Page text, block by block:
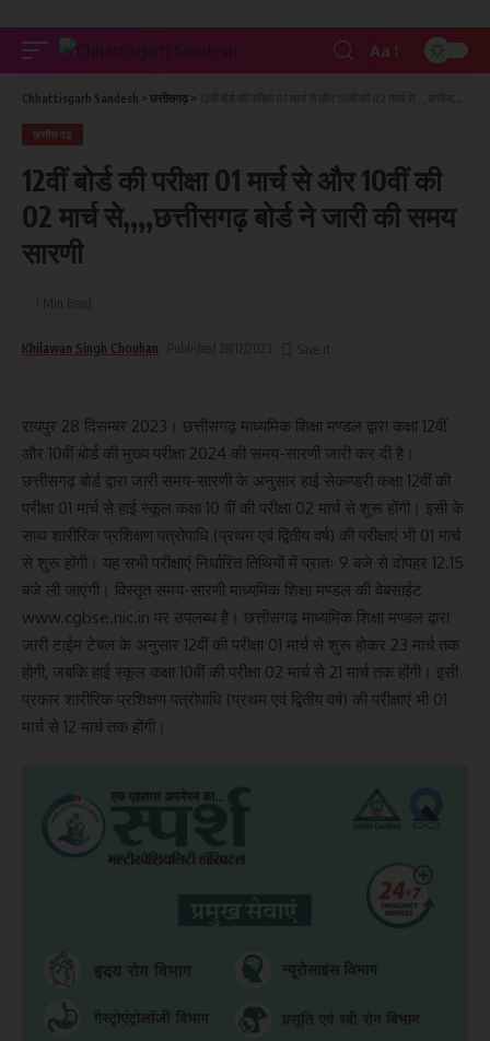
Aa
Chhattisgarh Sandesh > छत्तीसगढ़ >
छत्तीसगढ़
12वीं बोर्ड की परीक्षा 01 मार्च से और 10वीं की
02 मार्च से,,,,छत्तीसगढ़ बोर्ड ने जारी की समय
सारणी
Khilawan Singh Chouhan
रायपुर 28 दिसम्बर 2023। छत्तीसगढ़ माध्यमिक शिक्षा मण्डल द्वारा कक्षा 12वीं
और 10वीं बोर्ड की मुख्य परीक्षा 2024 की समय-सारणी जारी कर दी है।
छत्तीसगढ़ बोर्ड द्वारा जारी समय-सारणी के अनुसार हाई सेकण्डरी कक्षा 12वीं की
परीक्षा 01 मार्च से हाई स्कूल कक्षा 10 वीं की परीक्षा 02 मार्च से शुरू होंगी। इसी के
साथ शारीरिक प्रशिक्षण पत्रोपाधि (प्रथम एवं द्वितीय वर्ष) की परीक्षाएं भी 01 मार्च
से शुरू होंगी। यह सभी परीक्षाएं निर्धारित तिथियों में प्रातः 9 बजे से दोपहर 12.15
बजे ली जाएंगी। विस्तृत समय-सारणी माध्यमिक शिक्षा मण्डल की वेबसाईट
www.cgbse.nic.in पर उपलब्ध है। छत्तीसगढ़ माध्यमिक शिक्षा मण्डल द्वारा
जारी टाईम टेबल के अनुसार 12वीं की परीक्षा 01 मार्च से शुरू होकर 23 मार्च तक
होगी, जबकि हाई स्कूल कक्षा 10वीं की परीक्षा 02 मार्च से 21 मार्च तक होंगी। इसी
प्रकार शारीरिक प्रशिक्षण पत्रोपाधि (प्रथम एवं द्वितीय वर्ष) की परीक्षाएं भी 01
मार्च से 12 मार्च तक होंगी।